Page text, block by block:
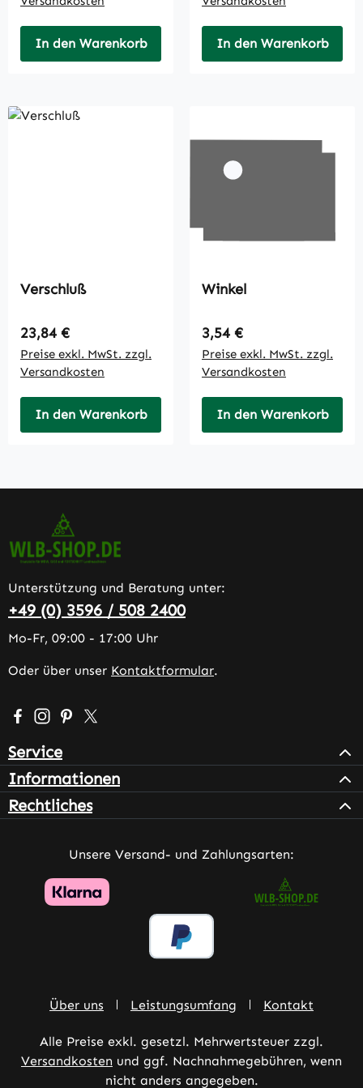
In den Warenkorb In den Warenkorb
Verschluß
Regulärer Preis:
23,84 €
Preise exkl. MwSt. zzgl.
Versandkosten
In den Warenkorb
Winkel
Regulärer Preis:
3,54 €
Preise exkl. MwSt. zzgl.
Versandkosten
In den Warenkorb
Unterstützung und Beratung unter:
+49 (0) 3596 / 508 2400
Mo-Fr, 09:00 - 17:00 Uhr
Oder über unser Kontaktformular.
Besuche uns auf Facebook – öffnet in neuem Tab
Schau auf Instagram vorbei – öffnet in neuem Tab
Lass dich auf Pinterest inspirieren – öffnet in
Folge uns auf X – öffnet in neuem Tab
Service
Informationen
Rechtliches
Unsere Versand- und Zahlungsarten:
Über uns Leistungsumfang Kontakt
Alle Preise exkl. gesetzl. Mehrwertsteuer zzgl.
Versandkosten und ggf. Nachnahmegebühren, wenn
nicht anders angegeben.